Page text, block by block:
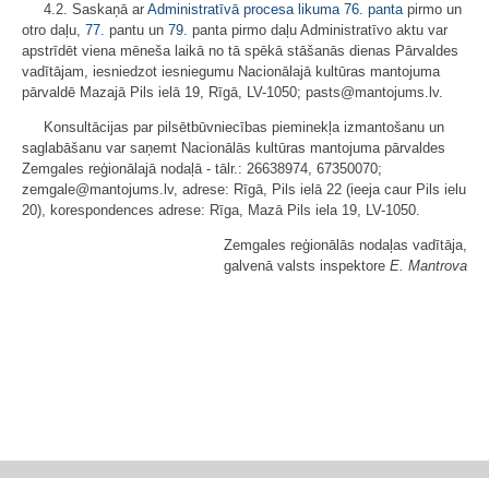
4.2. Saskaņā ar Administratīvā procesa likuma 76. pantapirmo un
otro daļu, 77. pantu un 79. panta pirmo daļu Administratīvo aktu var
apstrīdēt viena mēneša laikā no tā spēkā stāšanās dienas Pārvaldes
vadītājam, iesniedzot iesniegumu Nacionālajā kultūras mantojuma
pārvaldē Mazajā Pils ielā 19, Rīgā, LV-1050; pasts@mantojums.lv.
Konsultācijas par pilsētbūvniecības pieminekļa izmantošanu un
saglabāšanu var saņemt Nacionālās kultūras mantojuma pārvaldes
Zemgales reģionālajā nodaļā - tālr.: 26638974, 67350070;
zemgale@mantojums.lv, adrese: Rīgā, Pils ielā 22 (ieeja caur Pils ielu
20), korespondences adrese: Rīga, Mazā Pils iela 19, LV-1050.
Zemgales reģionālās nodaļas vadītāja,
galvenā valsts inspektore E. Mantrova